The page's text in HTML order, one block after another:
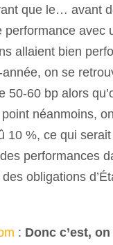
que le… avant
performance
allaient bien
on se
50-60 bp alors
néanmoins,
10 %, ce qui
performances
obligations
: Donc c’est,